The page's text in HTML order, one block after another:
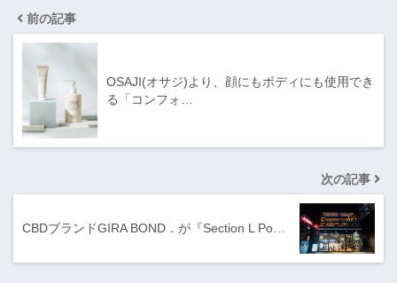
前の記事
OSAJI(オサジ)より、顔にもボディにも使用でき
る「コンフォ…
次の記事
CBDブランドGIRA BOND．が『Section L Po…